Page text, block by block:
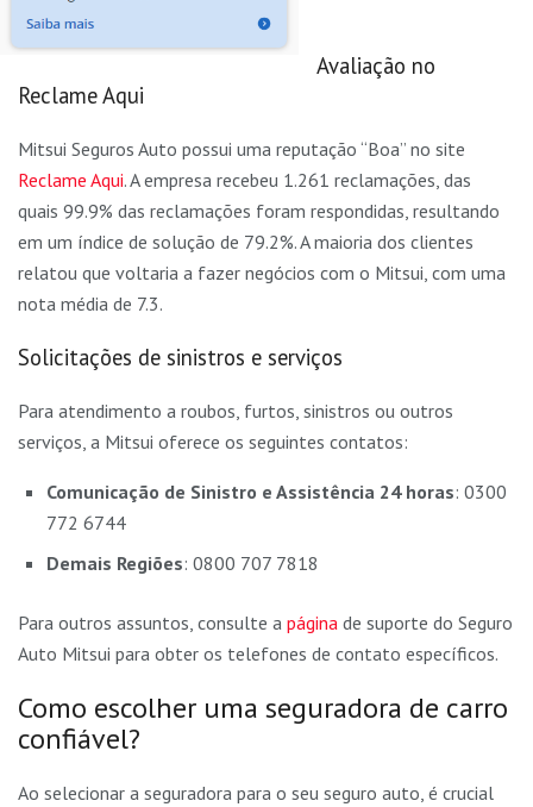
Avaliação no
Reclame Aqui
Mitsui Seguros Auto possui uma reputação “Boa” no site
Reclame Aqui. A empresa recebeu 1.261 reclamações, das
quais 99.9% das reclamações foram respondidas, resultando
em um índice de solução de 79.2%. A maioria dos clientes
relatou que voltaria a fazer negócios com o Mitsui, com uma
nota média de 7.3.
Solicitações de sinistros e serviços
Para atendimento a roubos, furtos, sinistros ou outros
serviços, a Mitsui oferece os seguintes contatos:
Comunicação de Sinistro e Assistência 24 horas: 0300
772 6744
Demais Regiões: 0800 707 7818
Para outros assuntos, consulte a página de suporte do Seguro
Auto Mitsui para obter os telefones de contato específicos.
Como escolher uma seguradora de carro
confiável?
Ao selecionar a seguradora para o seu seguro auto, é crucial